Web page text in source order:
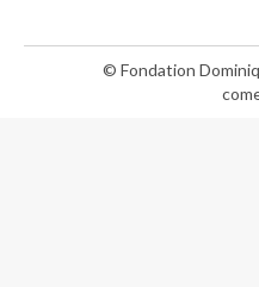
© Fondation